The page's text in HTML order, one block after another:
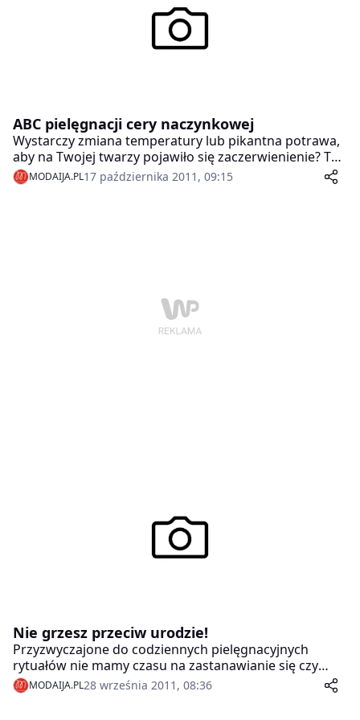
ABC pielęgnacji cery naczynkowej
Wystarczy zmiana temperatury lub pikantna potrawa,
aby na Twojej twarzy pojawiło się zaczerwienienie? To
znak, że możesz mieć problem z pękającymi
naczynkami. Taka cera wymaga szczególnej troski,
MODAIJA.PL17 października 2011, 09:15
Nie grzesz przeciw urodzie!
Przyzwyczajone do codziennych pielęgnacyjnych
rytuałów nie mamy czasu na zastanawianie się czy
popełniamy jakieś błędy. A niekiedy zamiast pomagać,
tylko szkodzimy naszemu naturalnemu pięknu. Warto,
MODAIJA.PL28 września 2011, 08:36